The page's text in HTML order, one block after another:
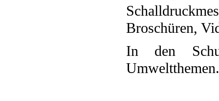
Broschüren,
In den
Umweltthemen.